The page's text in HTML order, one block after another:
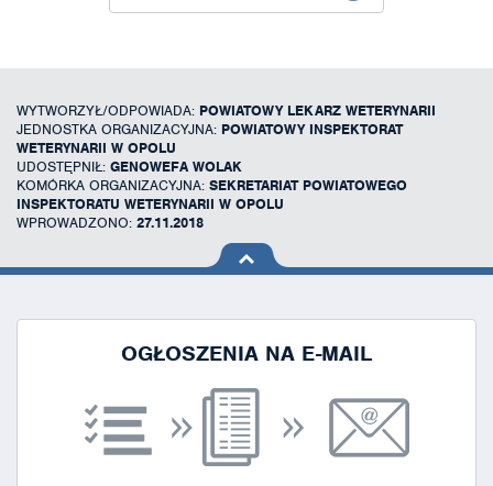
WYTWORZYŁ/ODPOWIADA: POWIATOWY LEKARZ WETERYNARII
JEDNOSTKA ORGANIZACYJNA: POWIATOWY INSPEKTORAT
WETERYNARII W OPOLU
UDOSTĘPNIŁ: GENOWEFA WOLAK
KOMÓRKA ORGANIZACYJNA: SEKRETARIAT POWIATOWEGO
INSPEKTORATU WETERYNARII W OPOLU
WPROWADZONO: 27.11.2018
na górę
OGŁOSZENIA NA E-MAIL